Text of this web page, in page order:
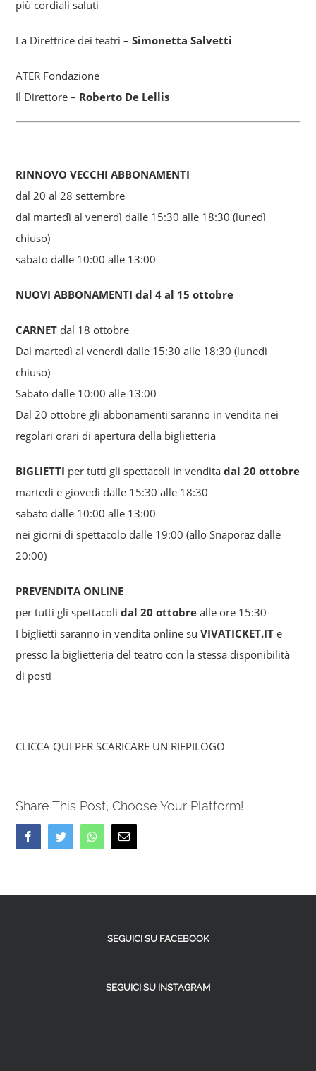
più cordiali saluti
La Direttrice dei teatri –Simonetta Salvetti
ATER Fondazione
Il Direttore – Roberto De Lellis
RINNOVO VECCHI ABBONAMENTI
dal 20 al 28 settembre
dal martedì al venerdì dalle 15:30 alle 18:30 (lunedì
chiuso)
sabato dalle 10:00 alle 13:00
NUOVI ABBONAMENTI dal 4 al 15 ottobre
CARNET dal 18 ottobre
Dal martedì al venerdì dalle 15:30 alle 18:30 (lunedì
chiuso)
Sabato dalle 10:00 alle 13:00
Dal 20 ottobre gli abbonamenti saranno in vendita nei
regolari orari di apertura della biglietteria
BIGLIETTI per tutti gli spettacoli in venditadal 20 ottobre
martedì e giovedì dalle 15:30 alle 18:30
sabato dalle 10:00 alle 13:00
nei giorni di spettacolo dalle 19:00 (allo Snaporaz dalle
20:00)
PREVENDITA ONLINE
per tutti gli spettacolidal 20 ottobre alle ore 15:30
I biglietti saranno in vendita online suVIVATICKET.IT e
presso la biglietteria del teatro con la stessa disponibilità
di posti
CLICCA QUI PER SCARICARE UN RIEPILOGO
Share This Post, Choose Your Platform!
FacebookTwitter WhatsappEmail
SEGUICI SU FACEBOOK
SEGUICI SU INSTAGRAM